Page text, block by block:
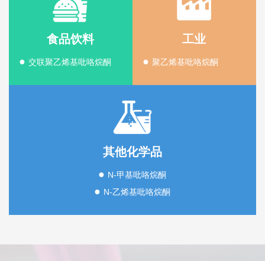
食品饮料
● 交联聚乙烯基吡咯烷酮
工业
● 聚乙烯基吡咯烷酮
其他化学品
● N-甲基吡咯烷酮
● N-乙烯基吡咯烷酮